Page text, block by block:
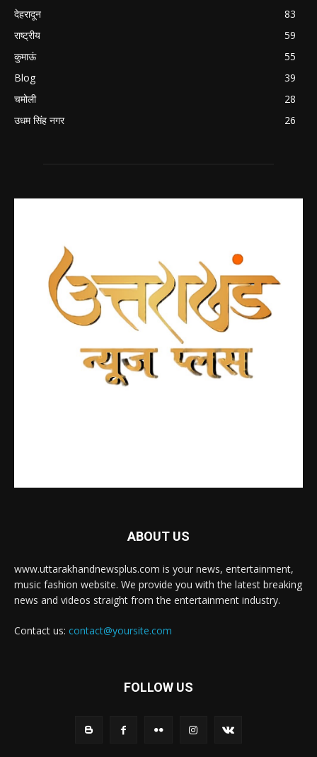
देहरादून
83
राष्ट्रीय
59
कुमाऊं
55
Blog
39
चमोली
28
उधम सिंह नगर
26
ABOUT US
www.uttarakhandnewsplus.com is your news, entertainment,
music fashion website. We provide you with the latest breaking
news and videos straight from the entertainment industry.
Contact us: contact@yoursite.com
FOLLOW US